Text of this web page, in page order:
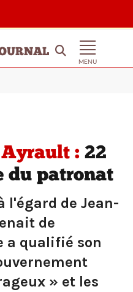
MENU
: 22
du patronat
l'égard de Jean-
de
a qualifié son
» et les